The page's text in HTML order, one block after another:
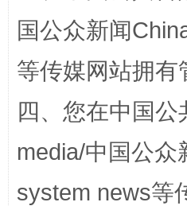
站台名比不上好声名
国公众新闻
等传媒网站拥
四、您在中国
media/中国公
system news等